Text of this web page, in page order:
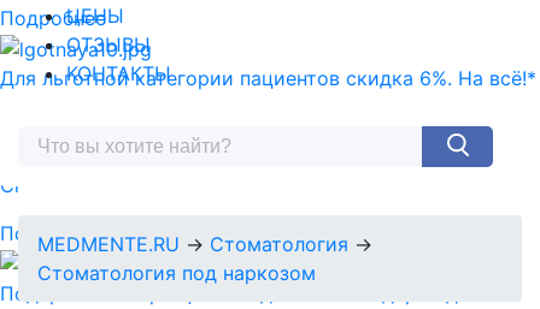
Подробнее
Для льготной категории пациентов скидка 6%. На всё!*
Спермограмма + MAR тест = 5890 руб.
Подробнее
Подарочный сертификат-идеальный подарок для
ЦЕНЫ
ОТЗЫВЫ
КОНТАКТЫ
MEDMENTE.RU → Стоматология →
Стоматология под наркозом